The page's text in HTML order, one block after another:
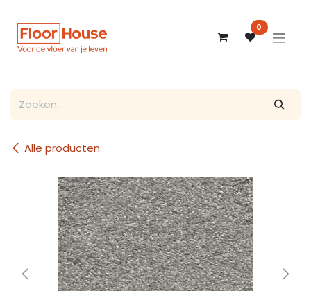
0
Alle producten